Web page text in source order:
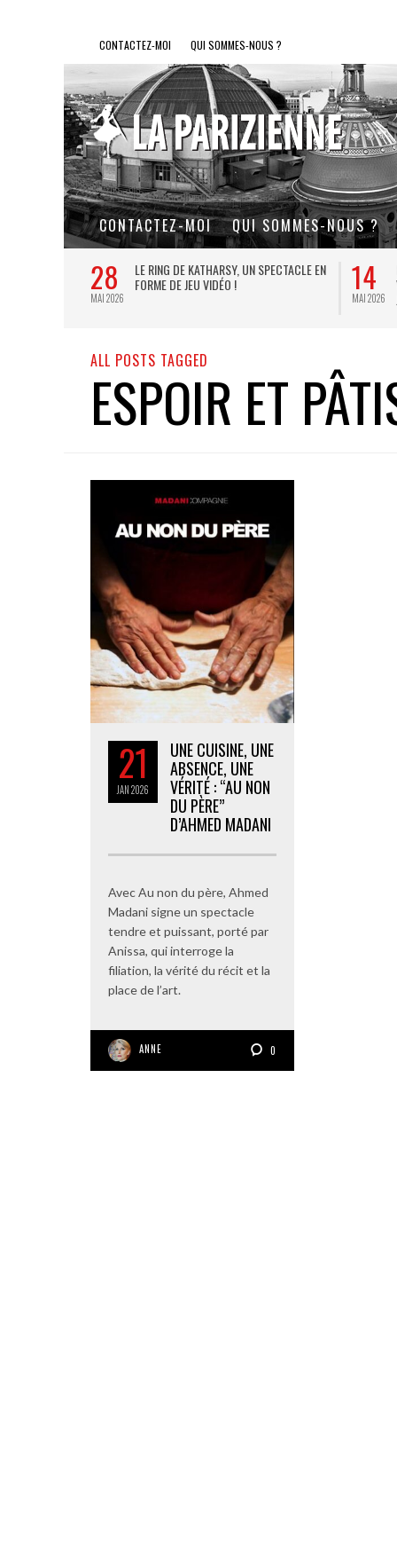
CONTACTEZ-MOI QUI SOMMES-NOUS ?
CONTACTEZ-MOI QUI SOMMES-NOUS ?
28
MAI 2026
LE RING DE KATHARSY, UN SPECTACLE EN
FORME DE JEU VIDÉO !
14
MAI 2026
ALL POSTS TAGGED
ESPOIR ET
21
JAN2026
UNE CUISINE, UNE
ABSENCE, UNE
VÉRITÉ : “AU NON
DU PÈRE”
D’AHMED MADANI
Avec Au non du père, Ahmed
Madani signe un spectacle
tendre et puissant, porté par
Anissa, qui interroge la
filiation, la vérité du récit et la
place de l’art.
ANNE 0